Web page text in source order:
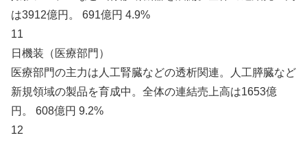
は3912億円。 691億円 4.9%
11
日機装（医療部門）
医療部門の主力は人工腎臓などの透析関連。人工膵臓など
新規領域の製品を育成中。全体の連結売上高は1653億
円。 608億円 9.2%
12